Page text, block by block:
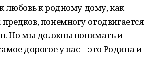
любовь к родному дому, как
понемногу отодвигается
Но мы должны понимать и
дорогое у нас – это Родина и